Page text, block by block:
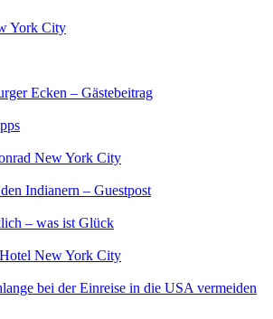
York City
Ecken – Gästebeitrag
New York City
Indianern – Guestpost
– was ist Glück
New York City
bei der Einreise in die USA vermeiden